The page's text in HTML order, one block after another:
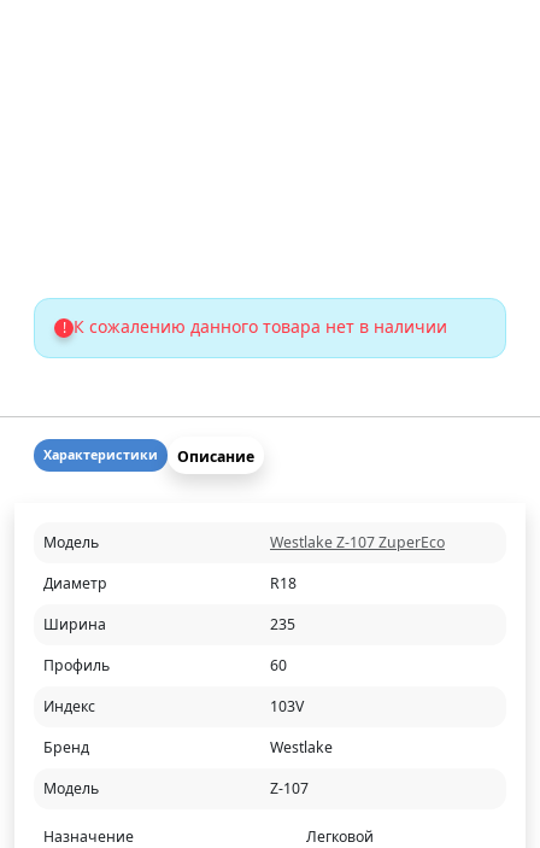
! К сожалению данного товара нет в наличии
Характеристики Описание
Модель
Westlake Z-107 ZuperEco
Диаметр
R18
Ширина
235
Профиль
60
Индекс
103V
Бренд
Westlake
Модель
Z-107
Назначение Легковой